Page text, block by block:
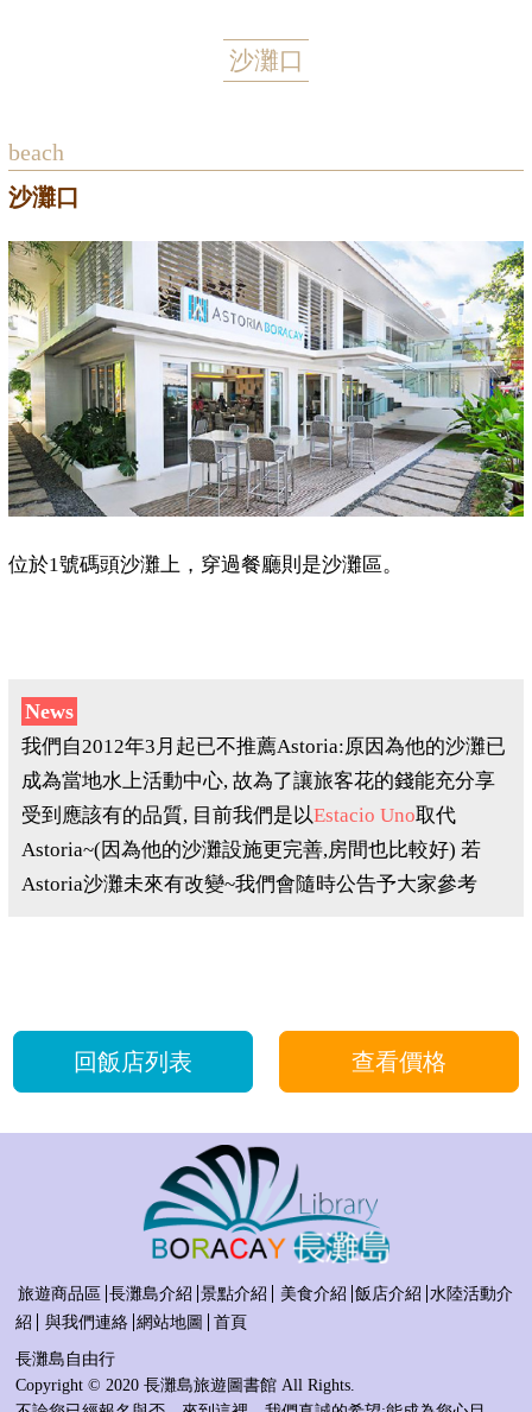
沙灘口
beach
News
我們自2012年3月起已不推薦Astoria:原因為他的沙灘已
成為當地水上活動中心, 故為了讓旅客花的錢能充分享
受到應該有的品質, 目前我們是以Estacio Uno取代
Astoria~(因為他的沙灘設施更完善,房間也比較好) 若
回飯店列表 查看價格
旅遊商品區 長灘島介紹 景點介紹
紹
與我們連絡
長灘島自由行